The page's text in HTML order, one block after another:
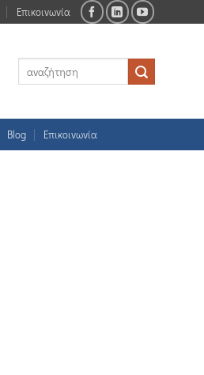
Επικοινωνία
Blog Επικοινωνία